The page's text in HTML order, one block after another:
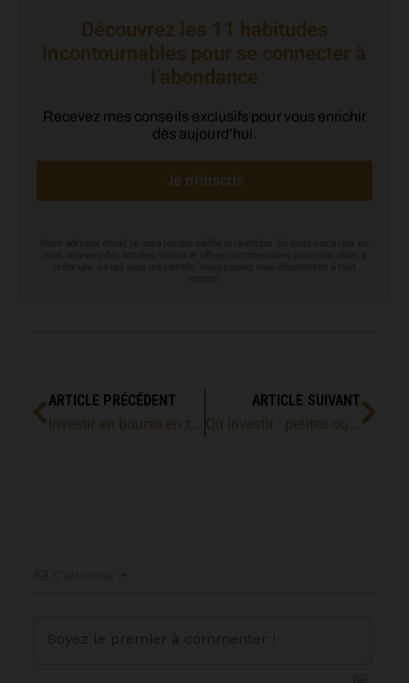
Découvrez les 11 habitudes
incontournables pour se connecter à
l’abondance
Recevez mes conseils exclusifs pour vous enrichir
dès aujourd’hui.
Je m’inscris
ARTICLE PRÉCÉDENT
Investir en bourse en temps de crise
ARTICLE SUIVANT
Où investir : petites ou grandes villes